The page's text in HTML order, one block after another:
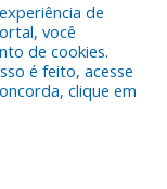
Municipal de
de
você
de cookies.
é feito, acesse
clique em